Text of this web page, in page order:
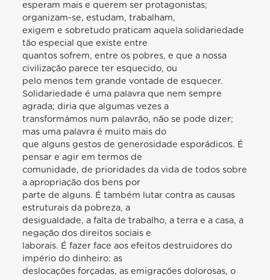
esperam mais e querem ser protagonistas;
organizam-se, estudam, trabalham,
exigem e sobretudo praticam aquela solidariedade
tão especial que existe entre
quantos sofrem, entre os pobres, e que a nossa
civilização parece ter esquecido, ou
pelo menos tem grande vontade de esquecer.
Solidariedade é uma palavra que nem sempre
agrada; diria que algumas vezes a
transformámos num palavrão, não se pode dizer;
mas uma palavra é muito mais do
que alguns gestos de generosidade esporádicos. É
pensar e agir em termos de
comunidade, de prioridades da vida de todos sobre
a apropriação dos bens por
parte de alguns. É também lutar contra as causas
estruturais da pobreza, a
desigualdade, a falta de trabalho, a terra e a casa, a
negação dos direitos sociais e
laborais. É fazer face aos efeitos destruidores do
império do dinheiro: as
deslocações forçadas, as emigrações dolorosas, o